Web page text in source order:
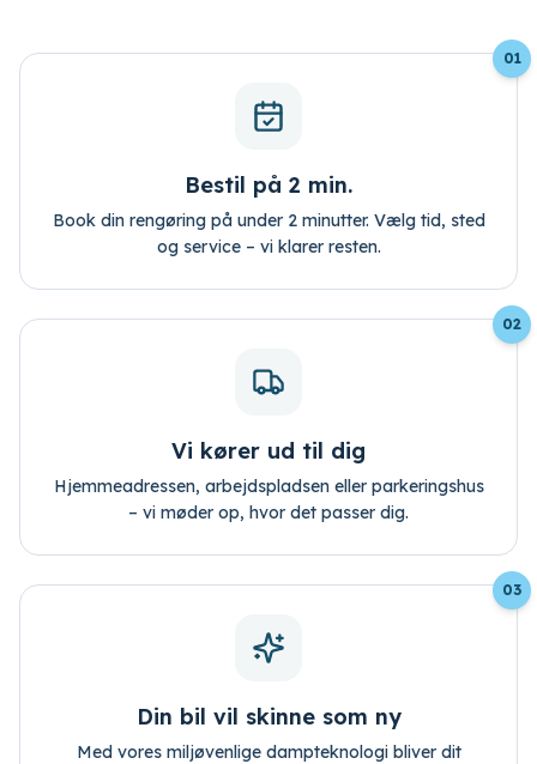
Log ind
01
Bestil på 2 min.
Book din rengøring på under 2 minutter. Vælg tid, sted
og service – vi klarer resten.
02
Vi kører ud til dig
Hjemmeadressen, arbejdspladsen eller parkeringshus
– vi møder op, hvor det passer dig.
03
Din bil vil skinne som ny
Med vores miljøvenlige dampteknologi bliver dit